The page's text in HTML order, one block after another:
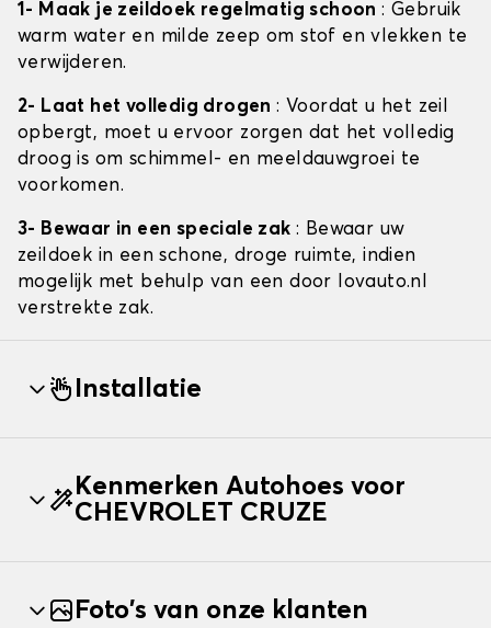
1- Maak je zeildoek regelmatig schoon: Gebruik
warm water en milde zeep om stof en vlekken te
verwijderen.
2- Laat het volledig drogen: Voordat u het zeil
opbergt, moet u ervoor zorgen dat het volledig
droog is om schimmel- en meeldauwgroei te
voorkomen.
3- Bewaar in een speciale zak : Bewaar uw
zeildoek in een schone, droge ruimte, indien
mogelijk met behulp van een door lovauto.nl
verstrekte zak.
Installatie
Kenmerken Autohoes voor
CHEVROLET CRUZE
Foto's van onze klanten